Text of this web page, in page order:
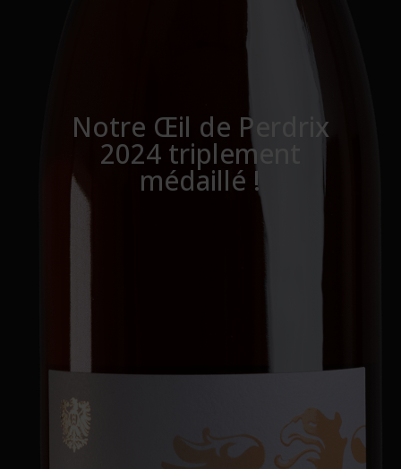
Notre Œil de Perdrix
2024 triplement
médaillé !